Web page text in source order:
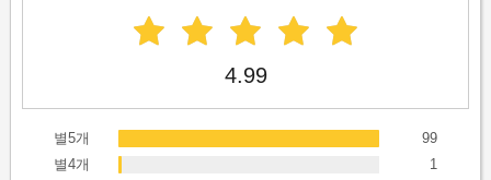
4.99
별5개
99
별4개
1